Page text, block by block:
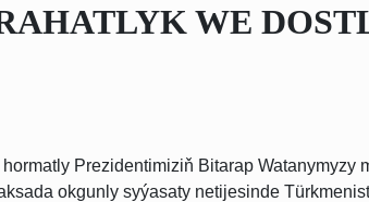
WE
Prezidentimiziň Bitarap Watanymyzy
okgunly syýasaty netijesinde